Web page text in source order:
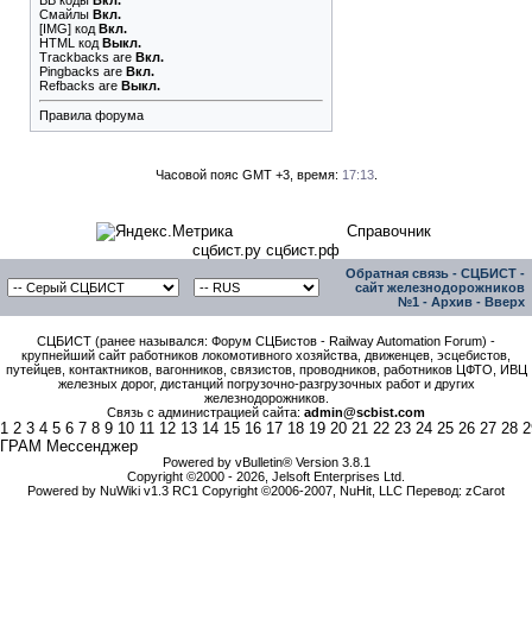
Смайлы Вкл.
[IMG] код Вкл.
HTML код Выкл.
Trackbacks are Вкл.
Pingbacks are Вкл.
Refbacks are Выкл.
Правила форума
Часовой пояс GMT +3, время: 17:13.
Справочник
сцбист.ру сцбист.рф
Обратная связь - СЦБИСТ -
сайт железнодорожников
№1 - Архив - Вверх
СЦБИСТ (ранее назывался: Форум СЦБистов - Railway Automation Forum) -
крупнейший сайт работников локомотивного хозяйства, движенцев, эсцебистов,
путейцев, контактников, вагонников, связистов, проводников, работников ЦФТО, ИВЦ
железных дорог, дистанций погрузочно-разгрузочных работ и других
железнодорожников.
Связь с администрацией сайта: admin@scbist.com
1 2 3 4 5 6 7 8 9 10 11 12 13 14 15 16 17 18 19 20 21 22 23 24 25 26 27 28
ГРАМ Мессенджер
Powered by vBulletin® Version 3.8.1
Copyright ©2000 - 2026, Jelsoft Enterprises Ltd.
Powered by NuWiki v1.3 RC1 Copyright ©2006-2007, NuHit, LLC Перевод: zCarot